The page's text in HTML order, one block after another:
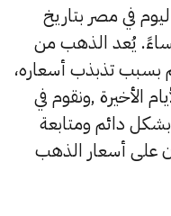
في مصر بتاريخ
13 أبريل الساعة 8:25 مساءً. يُعد الذهب من
بسبب تذبذب أسعاره،
الأخيرة ,ونقوم في
بشكل دائم ومتابعة
على أسعار الذهب